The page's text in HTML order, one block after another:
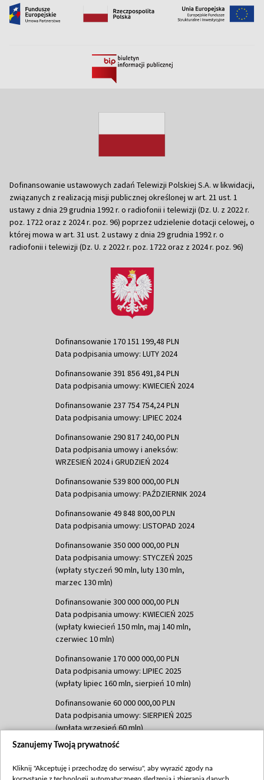
Dofinansowanie ustawowych zadań Telewizji Polskiej S.A. w likwidacji,
związanych z realizacją misji publicznej określonej w art. 21 ust. 1
ustawy z dnia 29 grudnia 1992 r. o radiofonii i telewizji (Dz. U. z 2022 r.
poz. 1722 oraz z 2024 r. poz. 96) poprzez udzielenie dotacji celowej, o
której mowa w art. 31 ust. 2 ustawy z dnia 29 grudnia 1992 r. o
radiofonii i telewizji (Dz. U. z 2022 r. poz. 1722 oraz z 2024 r. poz. 96)
Dofinansowanie 170 151 199,48 PLN
Data podpisania umowy: LUTY 2024
Dofinansowanie 391 856 491,84 PLN
Data podpisania umowy: KWIECIEŃ 2024
Dofinansowanie 237 754 754,24 PLN
Data podpisania umowy: LIPIEC 2024
Dofinansowanie 290 817 240,00 PLN
Data podpisania umowy i aneksów:
WRZESIEŃ 2024 i GRUDZIEŃ 2024
Dofinansowanie 539 800 000,00 PLN
Data podpisania umowy: PAŹDZIERNIK 2024
Dofinansowanie 49 848 800,00 PLN
Data podpisania umowy: LISTOPAD 2024
Dofinansowanie 350 000 000,00 PLN
Data podpisania umowy: STYCZEŃ 2025
(wpłaty styczeń 90 mln, luty 130 mln,
marzec 130 mln)
Dofinansowanie 300 000 000,00 PLN
Data podpisania umowy: KWIECIEŃ 2025
(wpłaty kwiecień 150 mln, maj 140 mln,
czerwiec 10 mln)
Dofinansowanie 170 000 000,00 PLN
Data podpisania umowy: LIPIEC 2025
(wpłaty lipiec 160 mln, sierpień 10 mln)
Dofinansowanie 60 000 000,00 PLN
Data podpisania umowy: SIERPIEŃ 2025
(wpłata wrzesień 60 mln)
Dofinansowanie 635 783 051,21 PLN
(wpłata wrzesień 100 mln, październik 350
Szanujemy Twoją prywatność
Kliknij "Akceptuję i przechodzę do serwisu", aby wyrazić zgody na